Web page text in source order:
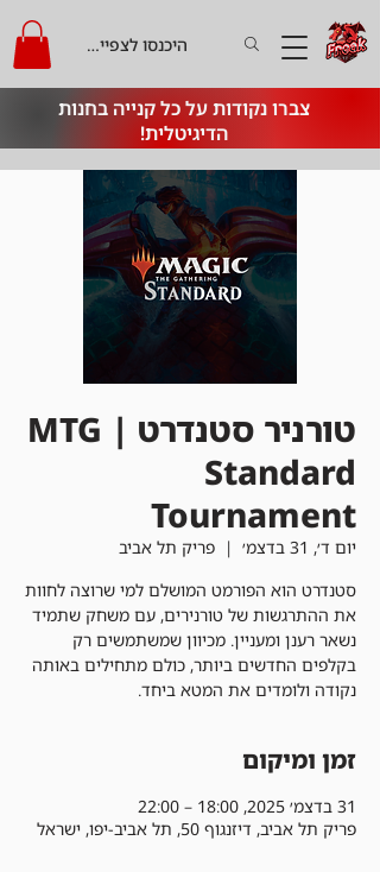
צברו נקודות על כל קנייה בחנות
הדיגיטלית!
היכנסו לצפייה בקרדיט
טורניר סטנדרט | MTG
Standard
Tournament
יום ד׳, 31 בדצמ׳
  |
פריק תל אביב
סטנדרט הוא הפורמט המושלם למי שרוצה לחוות
את ההתרגשות של טורנירים, עם משחק שתמיד
נשאר רענן ומעניין. מכיוון שמשתמשים רק
בקלפים החדשים ביותר, כולם מתחילים באותה
נקודה ולומדים את המטא ביחד.
זמן ומיקום
31 בדצמ׳ 2025, 18:00 – 22:00
פריק תל אביב, דיזנגוף 50, תל אביב-יפו, ישראל